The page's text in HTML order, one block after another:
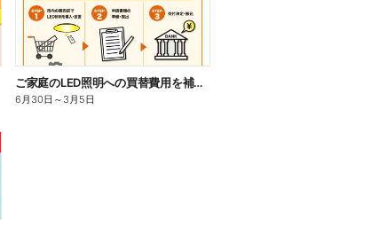
ご家庭のLED照明への買替費用を補助!(うら)
6月30日 ～ 3月5日